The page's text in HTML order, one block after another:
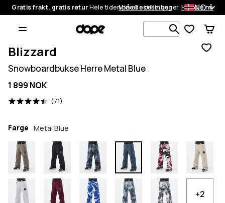
Gratis frakt, gratis returHele tiden på alle bestillinger.Handle nå
Mine bestillinger NO
Søk blant 1
Blizzard
Snowboardbukse Herre Metal Blue
1 899 NOK
(71)
71 anmeldelser, 4.4/5
Farge Metal Blue
+2